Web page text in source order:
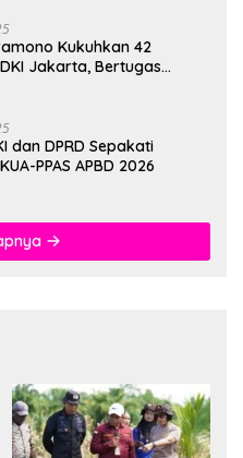
Kukuhkan 42
Jakarta, Bertugas
dan DPRD Sepakati
PPAS APBD 2026